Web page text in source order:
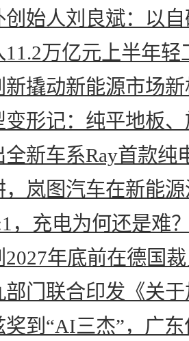
创始人刘良斌：以
11.2万亿元上半年
新撬动新能源市场
变形记：纯平地板
新车系Ray首款纯
，岚图汽车在新能
，充电为何还是难
2027年底前在德国
部门联合印发《关
奖到“AI三杰”，广